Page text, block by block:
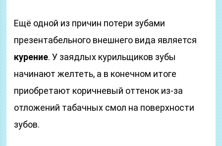
Ещё одной из причин потери зубами
презентабельного внешнего вида является
курение. У заядлых курильщиков зубы
начинают желтеть, а в конечном итоге
приобретают коричневый оттенок из-за
отложений табачных смол на поверхности
зубов.